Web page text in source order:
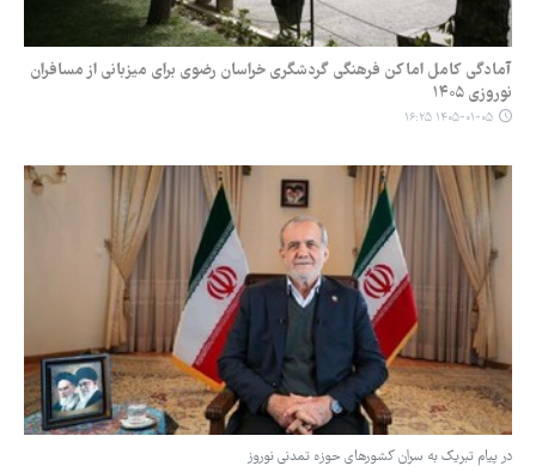
آمادگی کامل اماکن فرهنگی گردشگری خراسان رضوی برای میزبانی از مسافران
نوروزی ۱۴۰۵
۱۴۰۵-۰۱-۰۵ ۱۶:۲۵
در پیام تبریک به سران کشورهای حوزه تمدنی نوروز